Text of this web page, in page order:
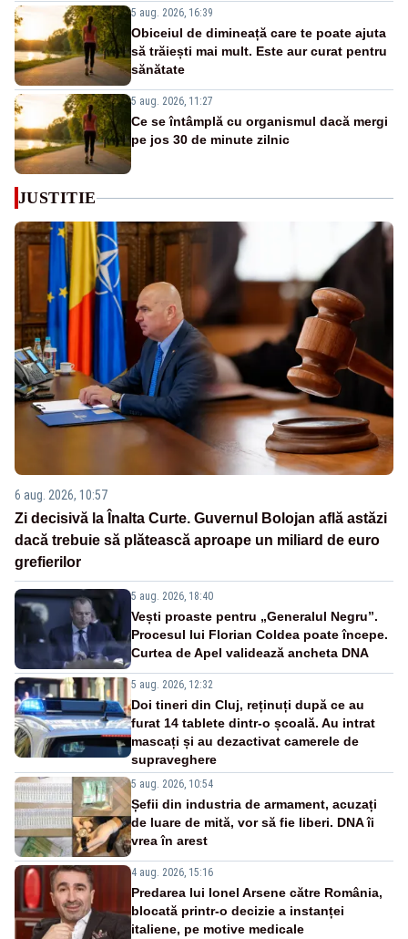
5 aug. 2026, 16:39
Obiceiul de dimineață care te poate ajuta
să trăiești mai mult. Este aur curat pentru
sănătate
5 aug. 2026, 11:27
Ce se întâmplă cu organismul dacă mergi
pe jos 30 de minute zilnic
JUSTITIE
6 aug. 2026, 10:57
Zi decisivă la Înalta Curte. Guvernul Bolojan află astăzi
dacă trebuie să plătească aproape un miliard de euro
grefierilor
5 aug. 2026, 18:40
Vești proaste pentru „Generalul Negru”.
Procesul lui Florian Coldea poate începe.
Curtea de Apel validează ancheta DNA
5 aug. 2026, 12:32
Doi tineri din Cluj, reținuți după ce au
furat 14 tablete dintr-o școală. Au intrat
mascați și au dezactivat camerele de
supraveghere
5 aug. 2026, 10:54
Șefii din industria de armament, acuzați
de luare de mită, vor să fie liberi. DNA îi
vrea în arest
4 aug. 2026, 15:16
Predarea lui Ionel Arsene către România,
blocată printr-o decizie a instanței
italiene, pe motive medicale